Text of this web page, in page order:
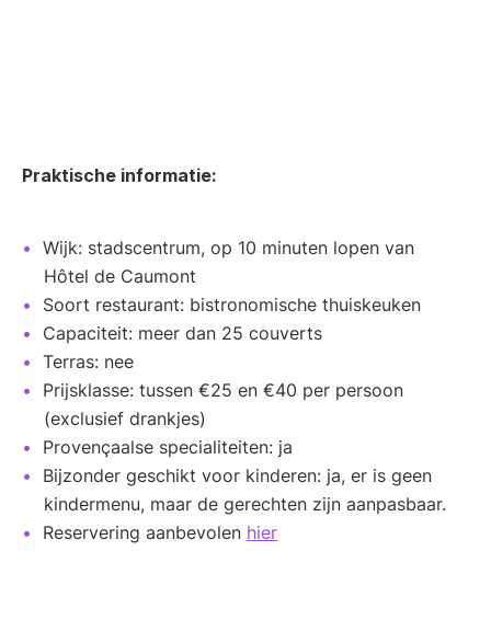
Praktische informatie:
Wijk: stadscentrum, op 10 minuten lopen van
Hôtel de Caumont
Soort restaurant: bistronomische thuiskeuken
Capaciteit: meer dan 25 couverts
Terras: nee
Prijsklasse: tussen €25 en €40 per persoon
(exclusief drankjes)
Provençaalse specialiteiten: ja
Bijzonder geschikt voor kinderen: ja, er is geen
kindermenu, maar de gerechten zijn aanpasbaar.
Reservering aanbevolen hier